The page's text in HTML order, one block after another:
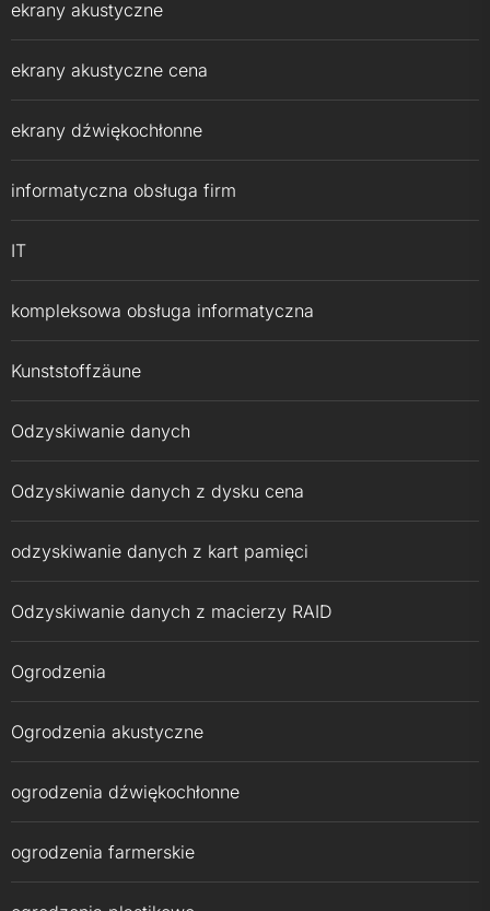
ekrany akustyczne
ekrany akustyczne cena
ekrany dźwiękochłonne
informatyczna obsługa firm
IT
kompleksowa obsługa informatyczna
Kunststoffzäune
Odzyskiwanie danych
Odzyskiwanie danych z dysku cena
odzyskiwanie danych z kart pamięci
Odzyskiwanie danych z macierzy RAID
Ogrodzenia
Ogrodzenia akustyczne
ogrodzenia dźwiękochłonne
ogrodzenia farmerskie